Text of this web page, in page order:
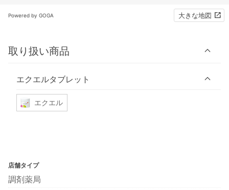
Powered by GOGA 大きな地図
取り扱い商品
エクエルタブレット
エクエル
店舗タイプ
調剤薬局